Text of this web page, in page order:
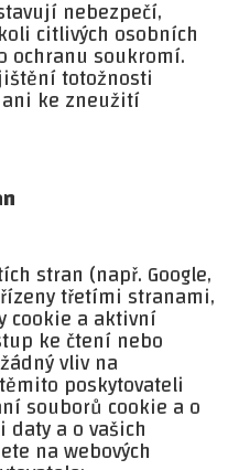
nebezpečí,
citlivých osobních
ochranu soukromí.
totožnosti
ke zneužití
stran (např. Google,
třetími stranami,
cookie a aktivní
ke čtení nebo
vliv na
poskytovateli
souborů cookie a o
a o vašich
na webových